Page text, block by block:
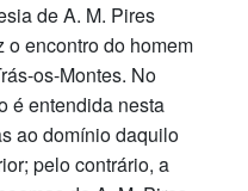
de A. M. Pires
o encontro do homem
os-Montes. No
é entendida nesta
ao domínio daquilo
pelo contrário, a